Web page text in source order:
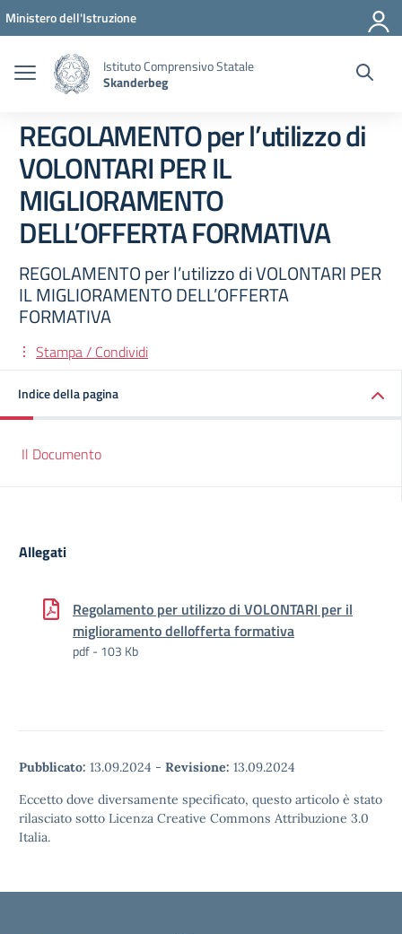
Vai ai contenuti
Vai al menu di navigazione
Vai al footer
Ministero dell'Istruzione
Istituto Comprensivo Statale
Skanderbeg
REGOLAMENTO per l’utilizzo di
VOLONTARI PER IL
MIGLIORAMENTO
DELL’OFFERTA FORMATIVA
REGOLAMENTO per l’utilizzo di VOLONTARI PER
IL MIGLIORAMENTO DELL’OFFERTA
FORMATIVA
Stampa / Condividi
Indice della pagina
Il Documento
Allegati
Regolamento per utilizzo di VOLONTARI per il
miglioramento dellofferta formativa
pdf - 103 Kb
Pubblicato: 13.09.2024 - Revisione: 13.09.2024
Eccetto dove diversamente specificato, questo articolo è stato
rilasciato sotto Licenza Creative Commons Attribuzione 3.0
Italia.